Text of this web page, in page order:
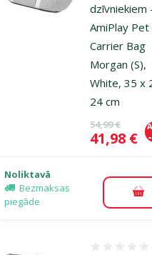
dzīvniekiem
AmiPlay Pet
Carrier Bag
Morgan (S),
White, 35 x
24 cm
Oriģinālā
54,99 €
Cena
41,98 €
Noliktavā
Bezmaksas
piegāde